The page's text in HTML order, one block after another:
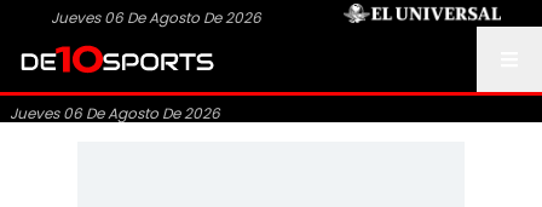
Jueves 06 De Agosto De 2026
Jueves 06 De Agosto De 2026